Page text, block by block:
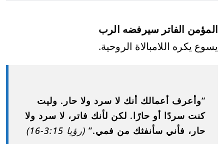
المؤمن الفاتر سيرفضه الرب
يسوع يكره اللامبالاة الروحية.
“وأعرف أعمالك أنك لا سرد ولا حار. وليت
كنت سردًا أو حارًا. لكن لأنك فاتر، لا سرد ولا
حار، فأني سأنفثك من فمي.” (رؤيا 3:15-16)